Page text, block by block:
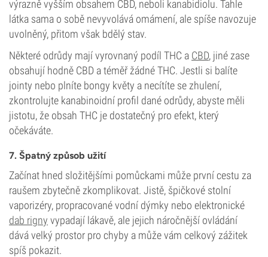
výrazně vyšším obsahem CBD, neboli kanabidiolu. Tahle
látka sama o sobě nevyvolává omámení, ale spíše navozuje
uvolněný, přitom však bdělý stav.
Některé odrůdy mají vyrovnaný podíl THC a CBD, jiné zase
obsahují hodně CBD a téměř žádné THC. Jestli si balíte
jointy nebo plníte bongy květy a necítíte se zhulení,
zkontrolujte kanabinoidní profil dané odrůdy, abyste měli
jistotu, že obsah THC je dostatečný pro efekt, který
očekáváte.
7. Špatný způsob užití
Začínat hned složitějšími pomůckami může první cestu za
raušem zbytečně zkomplikovat. Jistě, špičkové stolní
vaporizéry, propracované vodní dýmky nebo elektronické
dab rigny vypadají lákavě, ale jejich náročnější ovládání
dává velký prostor pro chyby a může vám celkový zážitek
spíš pokazit.